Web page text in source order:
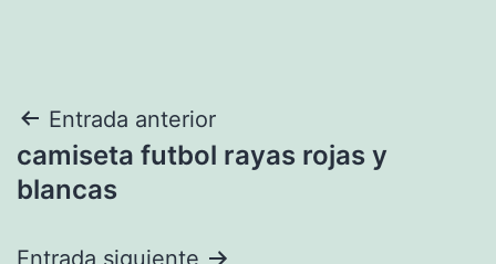
Navegación
de
Entrada anterior
camiseta futbol rayas rojas y
blancas
Entrada siguiente